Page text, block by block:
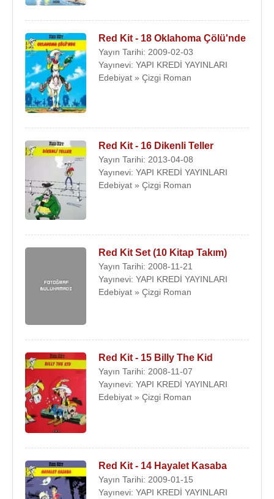
Red Kit - 18 Oklahoma Çölü'nde
Yayın Tarihi: 2009-02-03
Yayınevi: YAPI KREDİ YAYINLARI
Edebiyat » Çizgi Roman
Red Kit - 16 Dikenli Teller
Yayın Tarihi: 2013-04-08
Yayınevi: YAPI KREDİ YAYINLARI
Edebiyat » Çizgi Roman
Red Kit Set (10 Kitap Takım)
Yayın Tarihi: 2008-11-21
Yayınevi: YAPI KREDİ YAYINLARI
Edebiyat » Çizgi Roman
Red Kit - 15 Billy The Kid
Yayın Tarihi: 2008-11-07
Yayınevi: YAPI KREDİ YAYINLARI
Edebiyat » Çizgi Roman
Red Kit - 14 Hayalet Kasaba
Yayın Tarihi: 2009-01-15
Yayınevi: YAPI KREDİ YAYINLARI